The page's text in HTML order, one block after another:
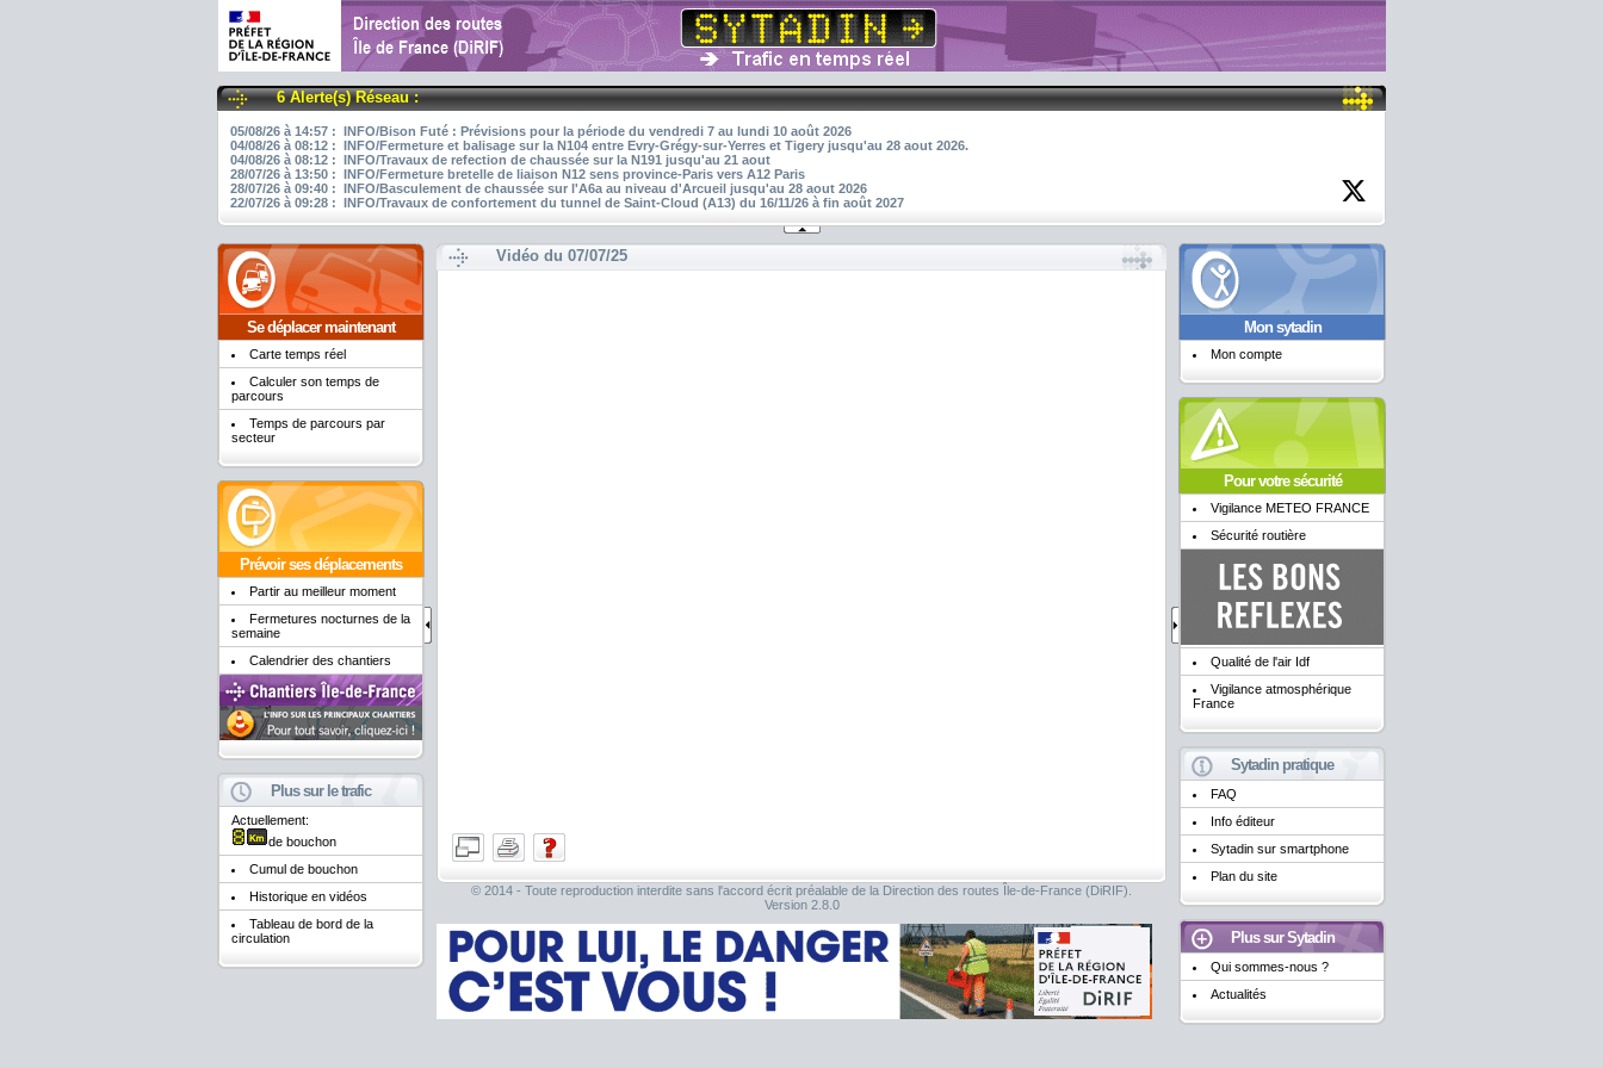
6 Alerte(s) Réseau :
05/08/26 à 14:57 : INFO/Bison Futé : Prévisions pour la période du vendredi 7 au lundi 10 août 2026
04/08/26 à 08:12 : INFO/Fermeture et balisage sur la N104 entre Evry-Grégy-sur-Yerres et Tigery jusqu'au 28 aout 2026.
04/08/26 à 08:12 : INFO/Travaux de refection de chaussée sur la N191 jusqu'au 21 aout
28/07/26 à 13:50 : INFO/Fermeture bretelle de liaison N12 sens province-Paris vers A12 Paris
28/07/26 à 09:40 : INFO/Basculement de chaussée sur l'A6a au niveau d'Arcueil jusqu'au 28 aout 2026
22/07/26 à 09:28 : INFO/Travaux de confortement du tunnel de Saint-Cloud (A13) du 16/11/26 à fin août 2027
Se déplacer maintenant
Carte temps réel
Calculer son temps de
parcours
Temps de parcours par
secteur
Prévoir ses déplacements
Partir au meilleur moment
Fermetures nocturnes de la
semaine
Calendrier des chantiers
Plus sur le trafic
Actuellement:
de bouchon
Cumul de bouchon
Historique en vidéos
Tableau de bord de la
circulation
Mon sytadin
Mon compte
Pour votre sécurité
Vigilance METEO FRANCE
Sécurité routière
Qualité de l'air Idf
Vigilance atmosphérique
France
Sytadin pratique
FAQ
Info éditeur
Sytadin sur smartphone
Plan du site
Plus sur Sytadin
Qui sommes-nous ?
Actualités
Vidéo du 07/07/25
© 2014 - Toute reproduction interdite sans l'accord écrit préalable de la Direction des routes Île-de-France (DiRIF).
Version 2.8.0